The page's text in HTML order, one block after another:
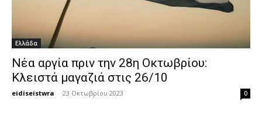
Ελλάδα
Νέα αργία πριν την 28η Οκτωβρίου:
Κλειστά μαγαζιά στις 26/10
eidiseistwra - 23 Οκτωβρίου 2023 0